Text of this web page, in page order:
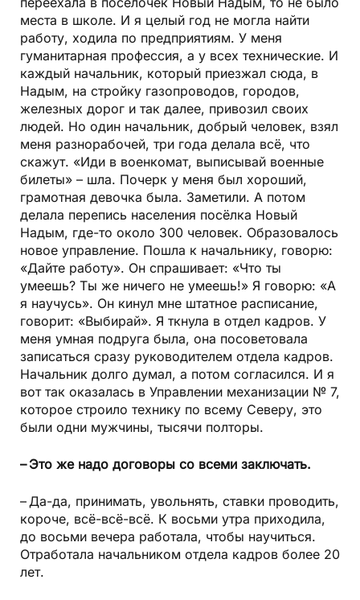
места в школе. И я целый год не могла найти
работу, ходила по предприятиям. У меня
гуманитарная профессия, а у всех технические. И
каждый начальник, который приезжал сюда, в
Надым, на стройку газопроводов, городов,
железных дорог и так далее, привозил своих
людей. Но один начальник, добрый человек, взял
меня разнорабочей, три года делала всё, что
скажут. «Иди в военкомат, выписывай военные
билеты» – шла. Почерк у меня был хороший,
грамотная девочка была. Заметили. А потом
делала перепись населения посёлка Новый
Надым, где-то около 300 человек. Образовалось
новое управление. Пошла к начальнику, говорю:
«Дайте работу». Он спрашивает: «Что ты
умеешь? Ты же ничего не умеешь!» Я говорю: «А
я научусь». Он кинул мне штатное расписание,
говорит: «Выбирай». Я ткнула в отдел кадров. У
меня умная подруга была, она посоветовала
записаться сразу руководителем отдела кадров.
Начальник долго думал, а потом согласился. И я
вот так оказалась в Управлении механизации № 7,
которое строило технику по всему Северу, это
были одни мужчины, тысячи полторы.
– Это же надо договоры со всеми заключать.
– Да-да, принимать, увольнять, ставки проводить,
короче, всё-всё-всё. К восьми утра приходила,
до восьми вечера работала, чтобы научиться.
Отработала начальником отдела кадров более 20
лет.